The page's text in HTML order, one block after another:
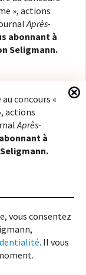
», actions
Après-
abonnant à
Seligmann.
vous
de
|Crédits
concours «
actions
Après-
à
vous consentez
. Il vous